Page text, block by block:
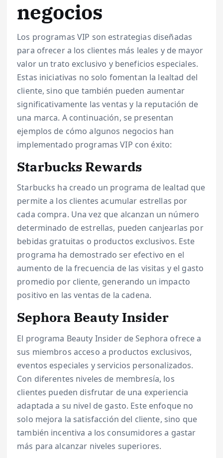
negocios
Los programas VIP son estrategias diseñadas
para ofrecer a los clientes más leales y de mayor
valor un trato exclusivo y beneficios especiales.
Estas iniciativas no solo fomentan la lealtad del
cliente, sino que también pueden aumentar
significativamente las ventas y la reputación de
una marca. A continuación, se presentan
ejemplos de cómo algunos negocios han
implementado programas VIP con éxito:
Starbucks Rewards
Starbucks ha creado un programa de lealtad que
permite a los clientes acumular estrellas por
cada compra. Una vez que alcanzan un número
determinado de estrellas, pueden canjearlas por
bebidas gratuitas o productos exclusivos. Este
programa ha demostrado ser efectivo en el
aumento de la frecuencia de las visitas y el gasto
promedio por cliente, generando un impacto
positivo en las ventas de la cadena.
Sephora Beauty Insider
El programa Beauty Insider de Sephora ofrece a
sus miembros acceso a productos exclusivos,
eventos especiales y servicios personalizados.
Con diferentes niveles de membresía, los
clientes pueden disfrutar de una experiencia
adaptada a su nivel de gasto. Este enfoque no
solo mejora la satisfacción del cliente, sino que
también incentiva a los consumidores a gastar
más para alcanzar niveles superiores.